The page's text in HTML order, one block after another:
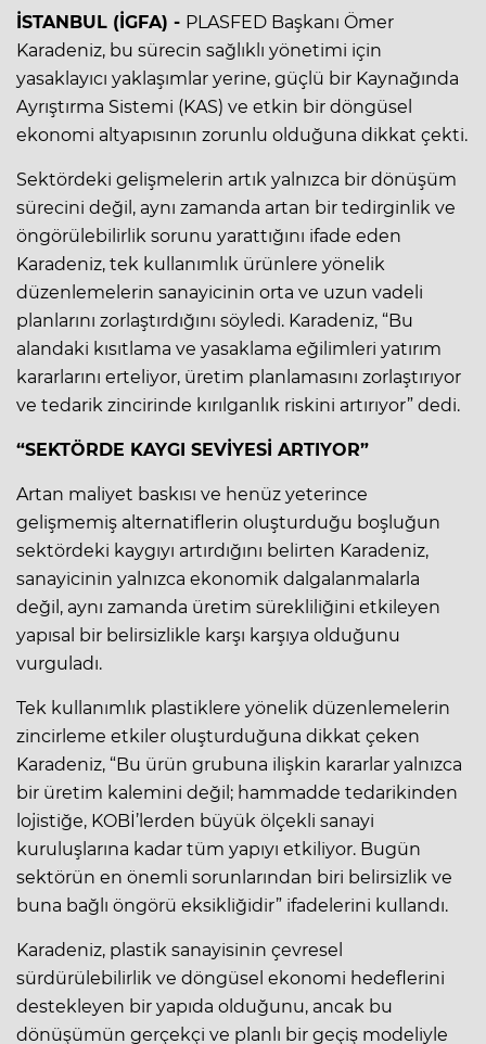
İSTANBUL (İGFA) - PLASFED Başkanı Ömer
Karadeniz, bu sürecin sağlıklı yönetimi için
yasaklayıcı yaklaşımlar yerine, güçlü bir Kaynağında
Ayrıştırma Sistemi (KAS) ve etkin bir döngüsel
ekonomi altyapısının zorunlu olduğuna dikkat çekti.
Sektördeki gelişmelerin artık yalnızca bir dönüşüm
sürecini değil, aynı zamanda artan bir tedirginlik ve
öngörülebilirlik sorunu yarattığını ifade eden
Karadeniz, tek kullanımlık ürünlere yönelik
düzenlemelerin sanayicinin orta ve uzun vadeli
planlarını zorlaştırdığını söyledi. Karadeniz, “Bu
alandaki kısıtlama ve yasaklama eğilimleri yatırım
kararlarını erteliyor, üretim planlamasını zorlaştırıyor
ve tedarik zincirinde kırılganlık riskini artırıyor” dedi.
“SEKTÖRDE KAYGI SEVİYESİ ARTIYOR”
Artan maliyet baskısı ve henüz yeterince
gelişmemiş alternatiflerin oluşturduğu boşluğun
sektördeki kaygıyı artırdığını belirten Karadeniz,
sanayicinin yalnızca ekonomik dalgalanmalarla
değil, aynı zamanda üretim sürekliliğini etkileyen
yapısal bir belirsizlikle karşı karşıya olduğunu
vurguladı.
Tek kullanımlık plastiklere yönelik düzenlemelerin
zincirleme etkiler oluşturduğuna dikkat çeken
Karadeniz, “Bu ürün grubuna ilişkin kararlar yalnızca
bir üretim kalemini değil; hammadde tedarikinden
lojistiğe, KOBİ’lerden büyük ölçekli sanayi
kuruluşlarına kadar tüm yapıyı etkiliyor. Bugün
sektörün en önemli sorunlarından biri belirsizlik ve
buna bağlı öngörü eksikliğidir” ifadelerini kullandı.
Karadeniz, plastik sanayisinin çevresel
sürdürülebilirlik ve döngüsel ekonomi hedeflerini
destekleyen bir yapıda olduğunu, ancak bu
dönüşümün gerçekçi ve planlı bir geçiş modeliyle